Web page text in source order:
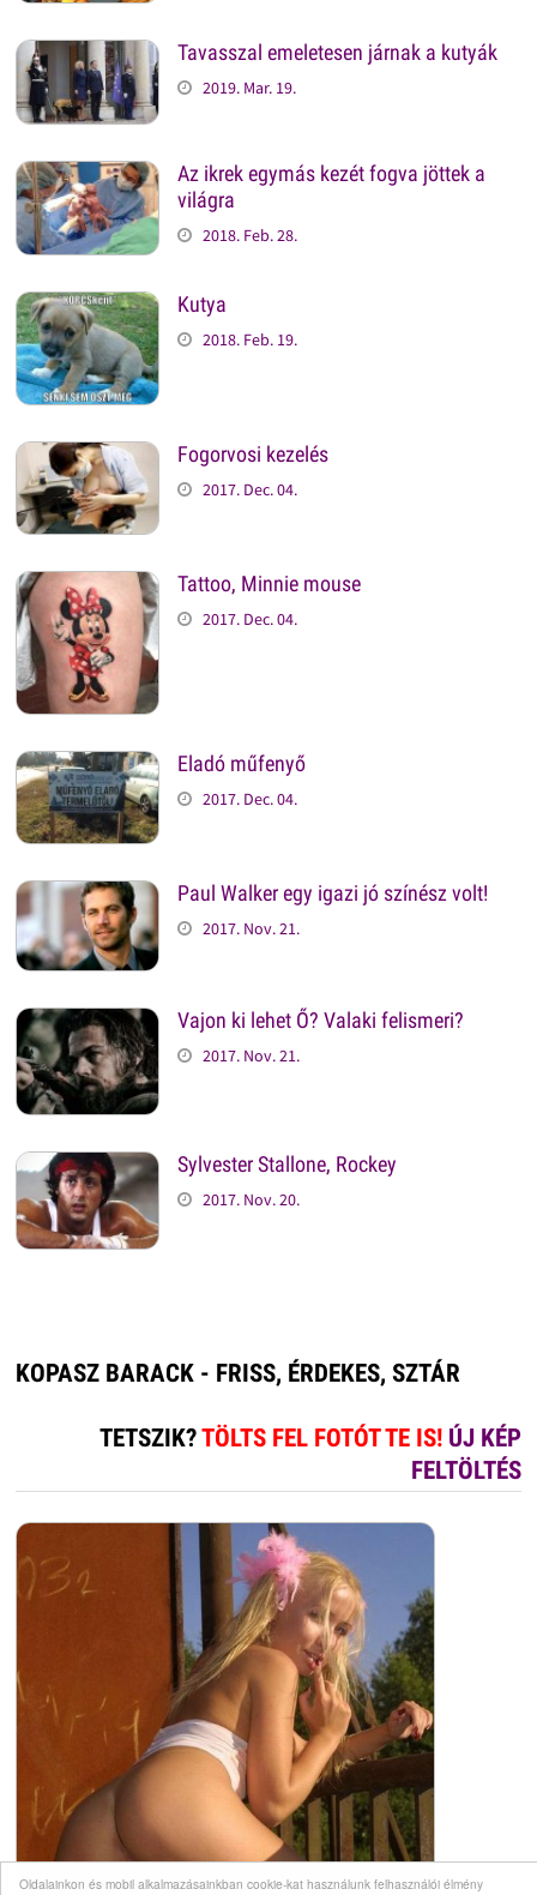
Oldalainkon és mobil alkalmazásainkban cookie-kat használunk felhasználói élmény
Tavasszal emeletesen járnak a kutyák
2019. Mar. 19.
Az ikrek egymás kezét fogva jöttek a
világra
2018. Feb. 28.
Kutya
2018. Feb. 19.
Fogorvosi kezelés
2017. Dec. 04.
Tattoo, Minnie mouse
2017. Dec. 04.
Eladó műfenyő
2017. Dec. 04.
Paul Walker egy igazi jó színész volt!
2017. Nov. 21.
Vajon ki lehet Ő? Valaki felismeri?
2017. Nov. 21.
Sylvester Stallone, Rockey
2017. Nov. 20.
KOPASZ BARACK - FRISS, ÉRDEKES, SZTÁR
TETSZIK?TÖLTS FEL FOTÓT TE IS! ÚJ KÉP
FELTÖLTÉS